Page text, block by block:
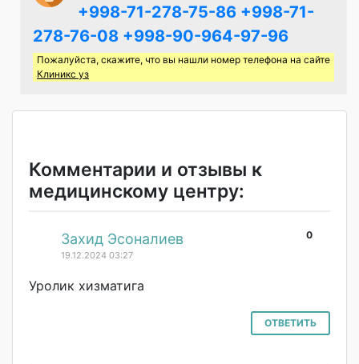
+998-71-278-75-86 +998-71-
278-76-08 +998-90-964-97-96
Пожалуйста, скажите, что вы нашли номер телефона на сайте
Клиникс уз
Комментарии и отзывы к
медицинскому центру:
0
Захид Эсоналиев
19.12.2024 03:27
Уролик хизматига
ОТВЕТИТЬ